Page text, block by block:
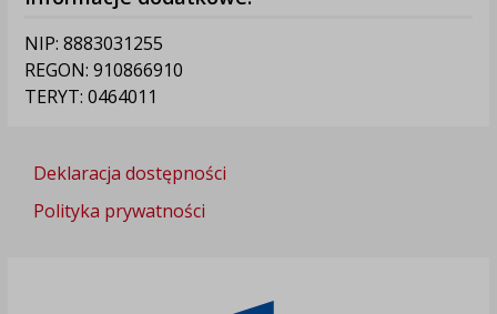
NIP: 8883031255
REGON: 910866910
TERYT: 0464011
Deklaracja dostępności
Polityka prywatności